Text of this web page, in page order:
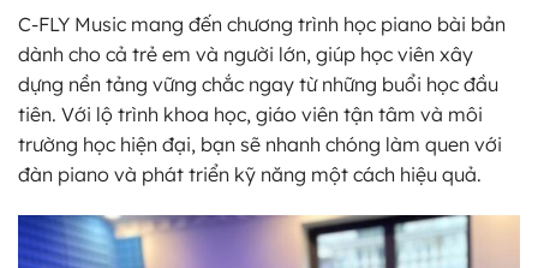
C-FLY Music mang đến chương trình học piano bài bản
dành cho cả trẻ em và người lớn, giúp học viên xây
dựng nền tảng vững chắc ngay từ những buổi học đầu
tiên. Với lộ trình khoa học, giáo viên tận tâm và môi
trường học hiện đại, bạn sẽ nhanh chóng làm quen với
đàn piano và phát triển kỹ năng một cách hiệu quả.